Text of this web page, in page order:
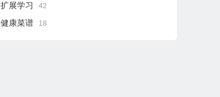
扩展学习 42
健康菜谱 18